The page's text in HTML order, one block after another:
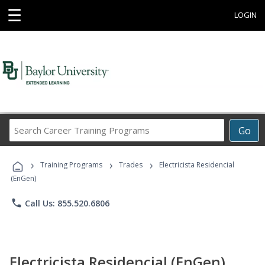
☰ LOGIN
Go
Career
Programs
› Training Programs › Trades ›
Electricista Residencial
(EnGen)
phone Call Us: 855.520.6806